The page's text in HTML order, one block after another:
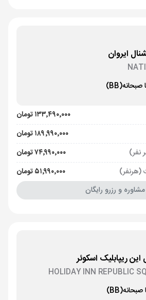
ایروان
صبحانه(BB)
۱۳۳٬۴۹۰٬۰۰۰ تومان
۱۸۹٬۹۹۰٬۰۰۰ تومان
نفر)
۷۴٬۹۹۰٬۰۰۰ تومان
۵۱٬۹۹۰٬۰۰۰ تومان
مشاوره و رزرو رایگان
این ریپابلیک اسکوئر
HOLIDAY INN REPUBLIC
صبحانه(BB)